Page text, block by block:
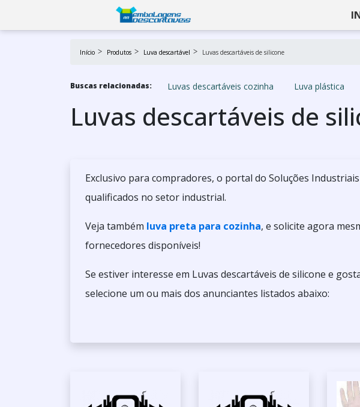
Início Produtos Luva descartável Luvas descartáveis de silicone
Buscas relacionadas: Luvas descartáveis cozinha Luva plástica
Luvas descartáveis de
Exclusivo para compradores, o portal do Soluções
qualificados no setor industrial.
Veja também luva preta para cozinha, e solicite agora
fornecedores disponíveis!
Se estiver interesse em Luvas descartáveis de silicone e
selecione um ou mais dos anunciantes listados abaixo: